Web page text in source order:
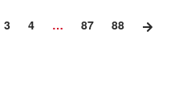
3 4 … 87 88